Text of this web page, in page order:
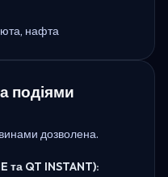
нафта
подіями
дозволена.
та QT INSTANT):